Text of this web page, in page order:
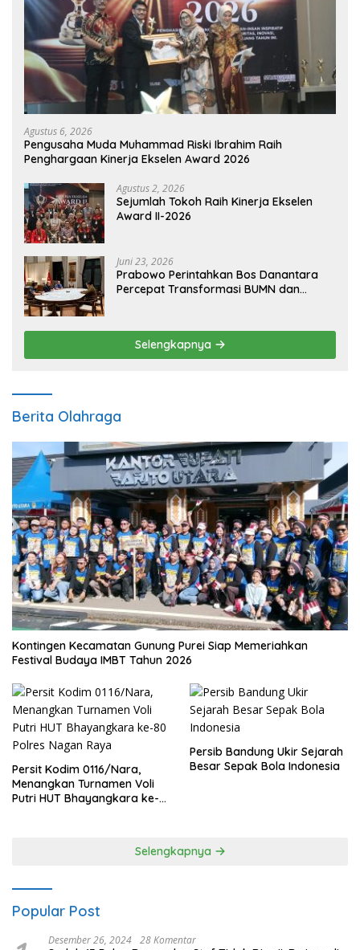
Agustus 6, 2026
Pengusaha Muda Muhammad Riski Ibrahim Raih
Penghargaan Kinerja Ekselen Award 2026
Agustus 2, 2026
Sejumlah Tokoh Raih Kinerja Ekselen
Award II-2026
Juni 23, 2026
Prabowo Perintahkan Bos Danantara
Percepat Transformasi BUMN dan
Selengkapnya
Berita Olahraga
Kontingen Kecamatan Gunung Purei Siap Memeriahkan
Festival Budaya IMBT Tahun 2026
Persit Kodim 0116/Nara,
Menangkan Turnamen Voli
Putri HUT Bhayangkara ke-
Persib Bandung Ukir Sejarah
Besar Sepak Bola Indonesia
Selengkapnya
Popular Post
Desember 26, 2024 28 Komentar